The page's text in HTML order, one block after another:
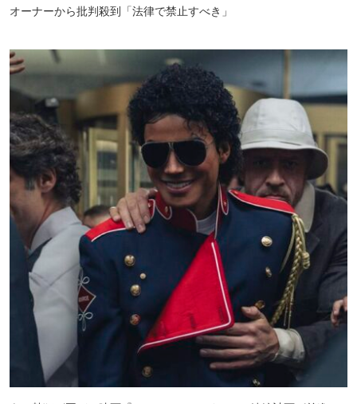
オーナーから批判殺到「法律で禁止すべき」